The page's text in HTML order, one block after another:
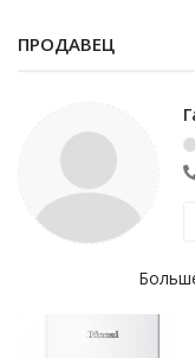
ПРОДАВЕЦ